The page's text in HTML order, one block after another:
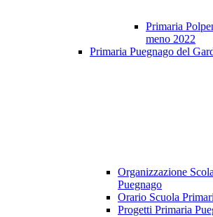
Primaria
meno 2022
Primaria Puegnago del
Organizzazione
Puegnago
Orario Scuola
Progetti Primaria